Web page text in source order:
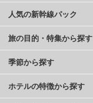
人気の新幹線パック
旅の目的・特集から探す
季節から探す
ホテルの特徴から探す